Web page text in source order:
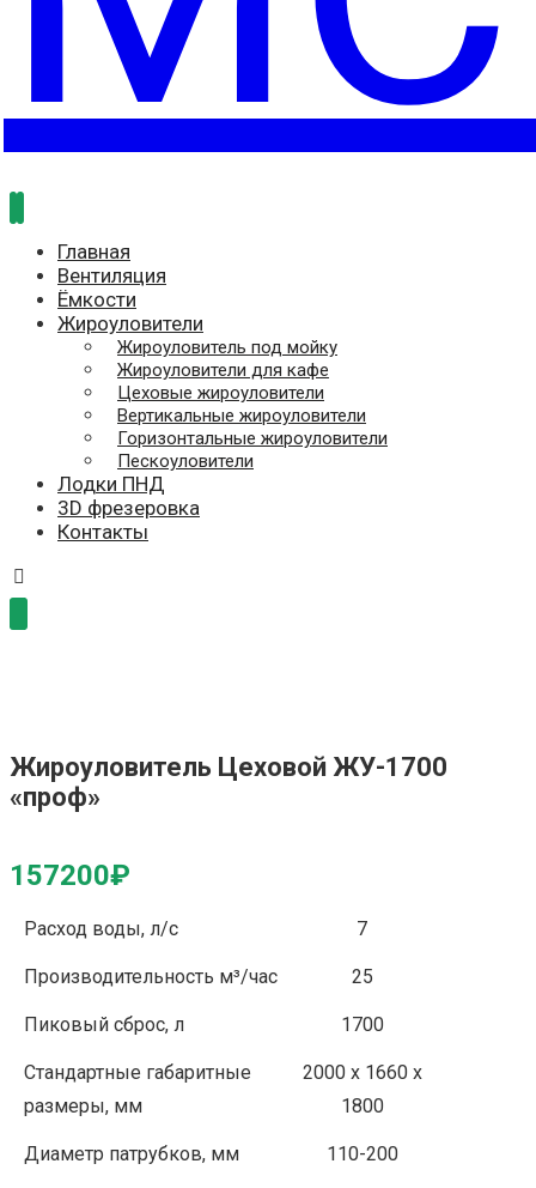
Главная
Вентиляция
Ёмкости
Жироуловители
Жироуловитель под мойку
Жироуловители для кафе
Цеховые жироуловители
Вертикальные жироуловители
Горизонтальные жироуловители
Пескоуловители
Лодки ПНД
3D фрезеровка
Контакты
Жироуловитель Цеховой ЖУ-1700
«проф»
157200₽
Расход воды, л/с 7
Производительность м³/час 25
Пиковый сброс, л 1700
Стандартные габаритные
размеры, мм
2000 x 1660 x
1800
Диаметр патрубков, мм 110-200